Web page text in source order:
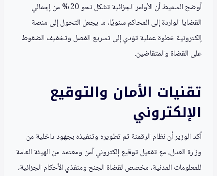
أوضح السميط أن الأوامر الجزائية تشكل نحو 20 % من إجمالي
القضايا الواردة إلى المحاكم سنويًا، ما يجعل التحول إلى منصة
إلكترونية خطوة عملية تؤدي إلى تسريع الفصل وتخفيف الضغوط
على القضاة والمتقاضين.
تقنيات الأمان والتوقيع
الإلكتروني
أكد الوزير أن نظام الرقمنة تم تطويره وتنفيذه بجهود داخلية من
وزارة العدل، مع تفعيل توقيع إلكتروني آمن ومعتمد من الهيئة العامة
للمعلومات المدنية، مخصص لقضاة الجنح ومنفذي الأحكام الجزائية،